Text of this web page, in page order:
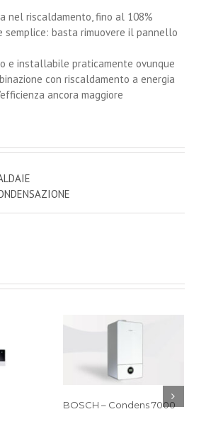
nel riscaldamento, fino al 108%
semplice: basta rimuovere il pannello
e installabile praticamente ovunque
con riscaldamento a energia
ancora maggiore
BOSCH – Condens 7000